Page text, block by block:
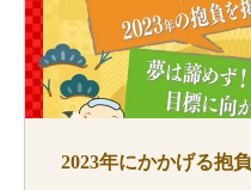
2023年にかかげる抱